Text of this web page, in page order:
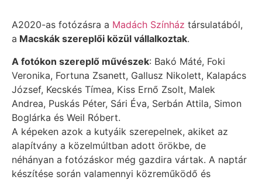
A2020-as fotózásra a Madách Színház társulatából,
a Macskák szereplői közül vállalkoztak.
A fotókon szereplő művészek: Bakó Máté, Foki
Veronika, Fortuna Zsanett, Gallusz Nikolett, Kalapács
József, Kecskés Tímea, Kiss Ernő Zsolt, Malek
Andrea, Puskás Péter, Sári Éva, Serbán Attila, Simon
Boglárka és Weil Róbert.
A képeken azok a kutyáik szerepelnek, akiket az
alapítvány a közelmúltban adott örökbe, de
néhányan a fotózáskor még gazdira vártak. A naptár
készítése során valamennyi közreműködő és